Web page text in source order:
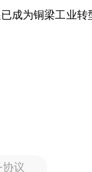
成为铜梁工业
议